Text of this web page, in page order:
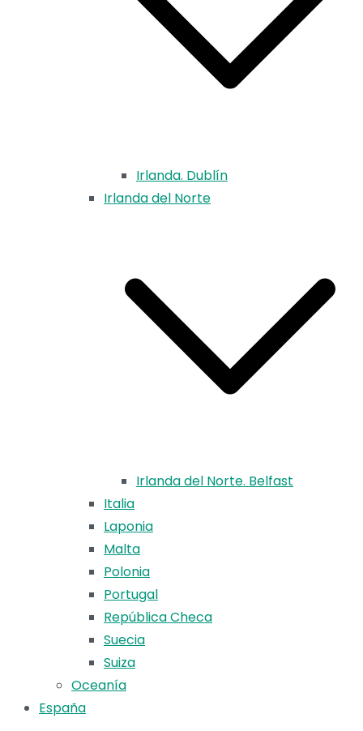
Irlanda. Dublín
Irlanda del Norte
Irlanda del Norte. Belfast
Italia
Laponia
Malta
Polonia
Portugal
República Checa
Suecia
Suiza
Oceanía
España